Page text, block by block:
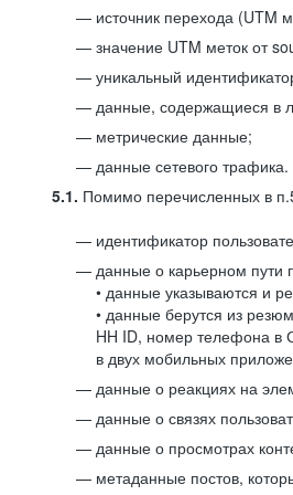
источник перехода (UTM
значение UTM меток от
уникальный
данные, содержащиеся в
метрические данные;
данные сетевого трафика.
5.1. Помимо перечисленных в
идентификатор
данные о карьерном пути
• данные указываются и
• данные берутся из
HH ID, номер телефона в
в двух мобильных
данные о реакциях на
данные о связях
данные о просмотрах
метаданные постов,